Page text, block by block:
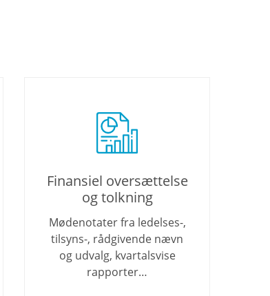
Finansiel oversættelse
og tolkning
Mødenotater fra ledelses-,
tilsyns-, rådgivende nævn
og udvalg, kvartalsvise
rapporter…